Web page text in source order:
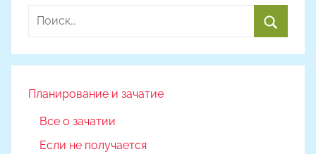
Найти:
Планирование и зачатие
Все о зачатии
Если не получается